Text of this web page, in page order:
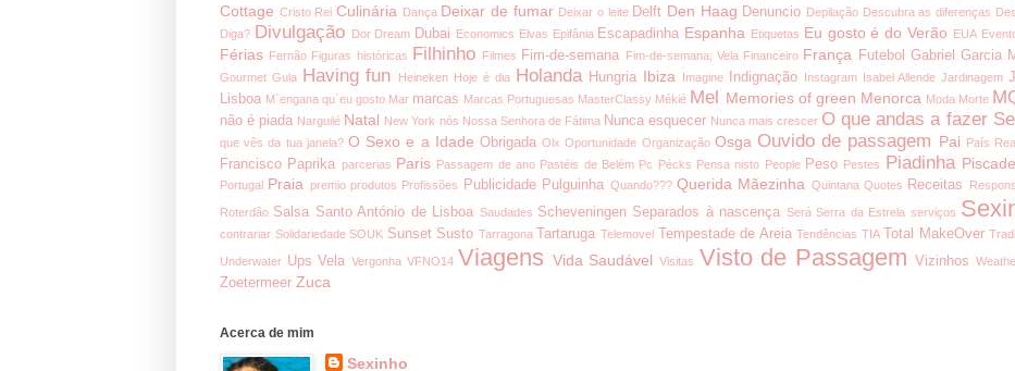
Cottage Cristo Rei Culinária Dança Deixar de fumar Deixar o leite Delft Den Haag Denuncio Depilação Descubra as diferenças
Diga? Divulgação Dor Dream Dubai Economics Elvas Epifânia Escapadinha Espanha Etiquetas Eu gosto é do Verão EUA
Férias Fernão Figuras históricas Filhinho Filmes Fim-de-semana Fim-de-semana; Vela Financeiro França Futebol Gabriel Garcia
Gourmet Gula Having fun Heineken Hoje é dia Holanda Hungria Ibiza Imagine Indignação Instagram Isabel Allende Jardinagem
Lisboa M´engana qu´eu gosto Mar marcas Marcas Portuguesas MasterClassy Mékié Mel Memories of green Menorca Moda Morte
não é piada Narguilé Natal New York nós Nossa Senhora de Fátima Nunca esquecer Nunca mais crescer O que andas a fazer
que vês da tua janela? O Sexo e a Idade Obrigada Olx Oportunidade Organização Osga Ouvido de passagem Pai País
Francisco Paprika parcerias Paris Passagem de ano Pastéis de Belém Pc Pécks Pensa nisto People Peso Pestes Piadinha
Portugal Praia premio produtos Profissões Publicidade Pulguinha Quando??? Querida Mãezinha Quintana Quotes Receitas
Roterdão Salsa Santo António de Lisboa Saudades Scheveningen Separados à nascença Será Serra da Estrela serviços
contrariar Solidariedade SOUK Sunset Susto Tarragona Tartaruga Telemovel Tempestade de Areia Tendências TIA Total MakeOver
Underwater Ups Vela Vergonha VFNO14 Viagens Vida Saudável Visitas Visto de Passagem Vizinhos
Zoetermeer Zuca
Acerca de mim
Sexinho